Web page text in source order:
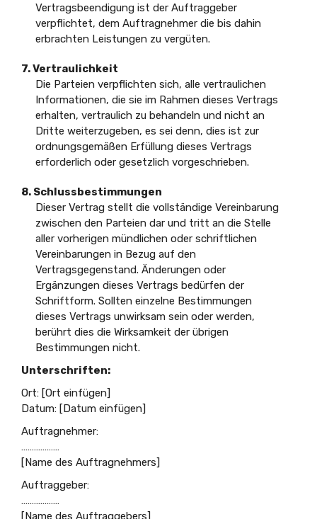
Vertragsbeendigung ist der Auftraggeber
verpflichtet, dem Auftragnehmer die bis dahin
erbrachten Leistungen zu vergüten.
7. Vertraulichkeit
Die Parteien verpflichten sich, alle vertraulichen
Informationen, die sie im Rahmen dieses Vertrags
erhalten, vertraulich zu behandeln und nicht an
Dritte weiterzugeben, es sei denn, dies ist zur
ordnungsgemäßen Erfüllung dieses Vertrags
erforderlich oder gesetzlich vorgeschrieben.
8. Schlussbestimmungen
Dieser Vertrag stellt die vollständige Vereinbarung
zwischen den Parteien dar und tritt an die Stelle
aller vorherigen mündlichen oder schriftlichen
Vereinbarungen in Bezug auf den
Vertragsgegenstand. Änderungen oder
Ergänzungen dieses Vertrags bedürfen der
Schriftform. Sollten einzelne Bestimmungen
dieses Vertrags unwirksam sein oder werden,
berührt dies die Wirksamkeit der übrigen
Bestimmungen nicht.
Unterschriften:
Ort: [Ort einfügen]
Datum: [Datum einfügen]
Auftragnehmer:
………………
[Name des Auftragnehmers]
Auftraggeber:
………………
[Name des Auftraggebers]